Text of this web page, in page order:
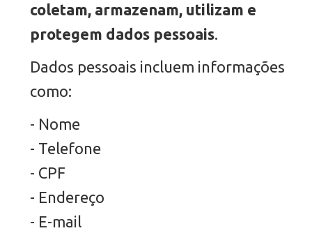
coletam, armazenam, utilizam e
protegem dados pessoais.
Dados pessoais incluem informações
como:
- Nome
- Telefone
- CPF
- Endereço
- E-mail